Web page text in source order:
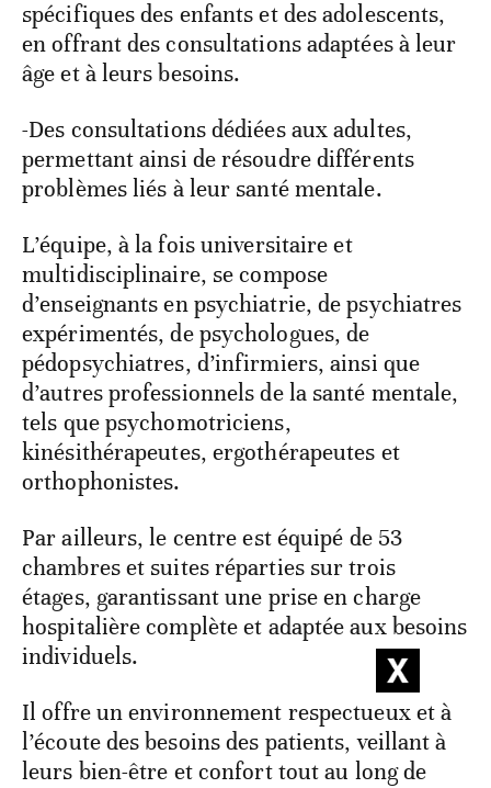
spécifiques des enfants et des adolescents,
en offrant des consultations adaptées à leur
âge et à leurs besoins.
-Des consultations dédiées aux adultes,
permettant ainsi de résoudre différents
problèmes liés à leur santé mentale.
L’équipe, à la fois universitaire et
multidisciplinaire, se compose
d’enseignants en psychiatrie, de psychiatres
expérimentés, de psychologues, de
pédopsychiatres, d’infirmiers, ainsi que
d’autres professionnels de la santé mentale,
tels que psychomotriciens,
kinésithérapeutes, ergothérapeutes et
orthophonistes.
Par ailleurs, le centre est équipé de 53
chambres et suites réparties sur trois
étages, garantissant une prise en charge
hospitalière complète et adaptée aux besoins
individuels.
Il offre un environnement respectueux et à
l’écoute des besoins des patients, veillant à
leurs bien-être et confort tout au long de